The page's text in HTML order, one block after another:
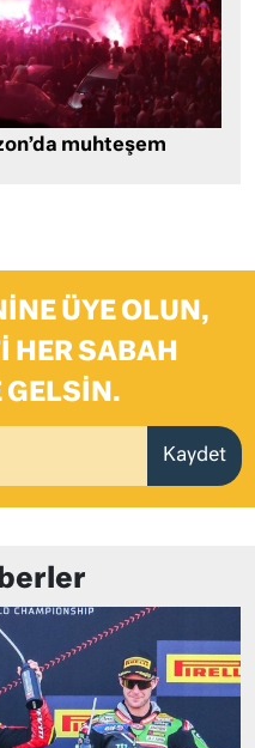
muhteşem
ÜYE OLUN,
HER SABAH
GELSIN.
Kaydet